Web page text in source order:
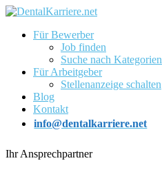
Für Bewerber
Job finden
Suche nach Kategorien
Für Arbeitgeber
Stellenanzeige schalten
Blog
Kontakt
info@dentalkarriere.net
Ihr Ansprechpartner